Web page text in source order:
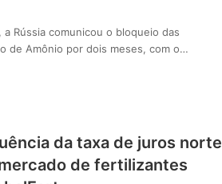
Rússia comunicou o bloqueio das
de Amônio por dois meses, com o…
da taxa de juros norte
de fertilizantes